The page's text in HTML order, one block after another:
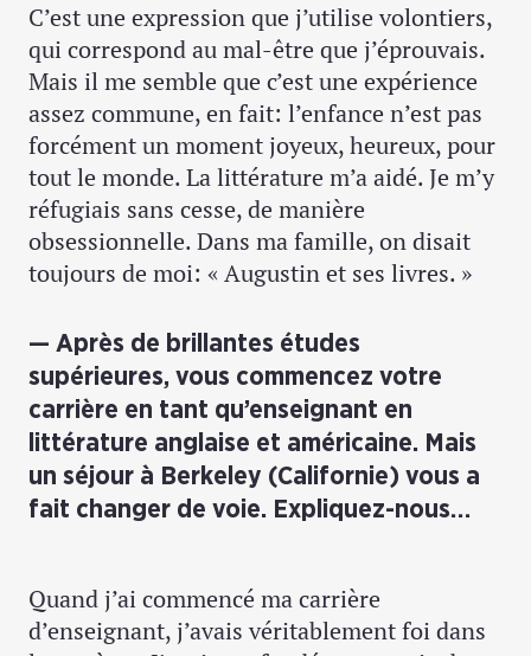
C’est une expression que j’utilise volontiers,
qui correspond au mal-être que j’éprouvais.
Mais il me semble que c’est une expérience
assez commune, en fait: l’enfance n’est pas
forcément un moment joyeux, heureux, pour
tout le monde. La littérature m’a aidé. Je m’y
réfugiais sans cesse, de manière
obsessionnelle. Dans ma famille, on disait
toujours de moi: « Augustin et ses livres. »
Après de brillantes études
supérieures, vous commencez votre
carrière en tant qu’enseignant en
littérature anglaise et américaine. Mais
un séjour à Berkeley (Californie) vous a
fait changer de voie. Expliquez-nous…
Quand j’ai commencé ma carrière
d’enseignant, j’avais véritablement foi dans